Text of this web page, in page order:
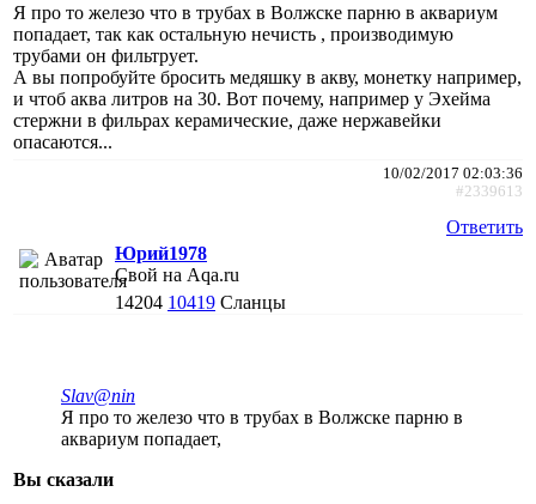
Я про то железо что в трубах в Волжске парню в аквариум
попадает, так как остальную нечисть , производимую
трубами он фильтрует.
А вы попробуйте бросить медяшку в акву, монетку например,
и чтоб аква литров на 30. Вот почему, например у Эхейма
стержни в фильрах керамические, даже нержавейки
опасаются...
10/02/2017 02:03:36
#2339613
Ответить
Юрий1978
Свой на Aqa.ru
14204 10419 Сланцы
Slav@nin
Я про то железо что в трубах в Волжске парню в
аквариум попадает,
Вы сказали